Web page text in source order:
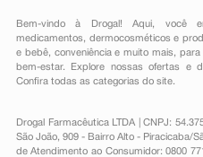
Bem-vindo à Drogal! Aqui, você
medicamentos , dermocosméticos e
e bebê, conveniênciae muito mais, para
bem-estar. Explore nossas ofertas e
Confira todas as categorias do site.
Drogal Farmacêutica LTDA | CNPJ:
São João, 909 - Bairro Alto - Piracicaba/
de Atendimento ao Consumidor: 0800